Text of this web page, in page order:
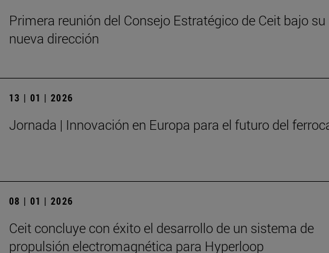
Primera reunión del Consejo Estratégico de Ceit bajo su
nueva dirección
13 | 01 | 2026
Jornada | Innovación en Europa para el futuro del
08 | 01 | 2026
Ceit concluye con éxito el desarrollo de un sistema de
propulsión electromagnética para Hyperloop